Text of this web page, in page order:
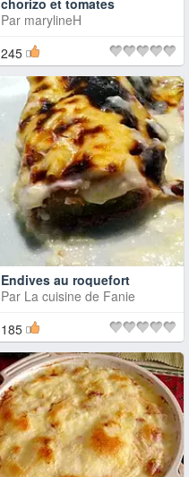
Par marylineH
245
Endives au roquefort
Par La cuisine de Fanie
185